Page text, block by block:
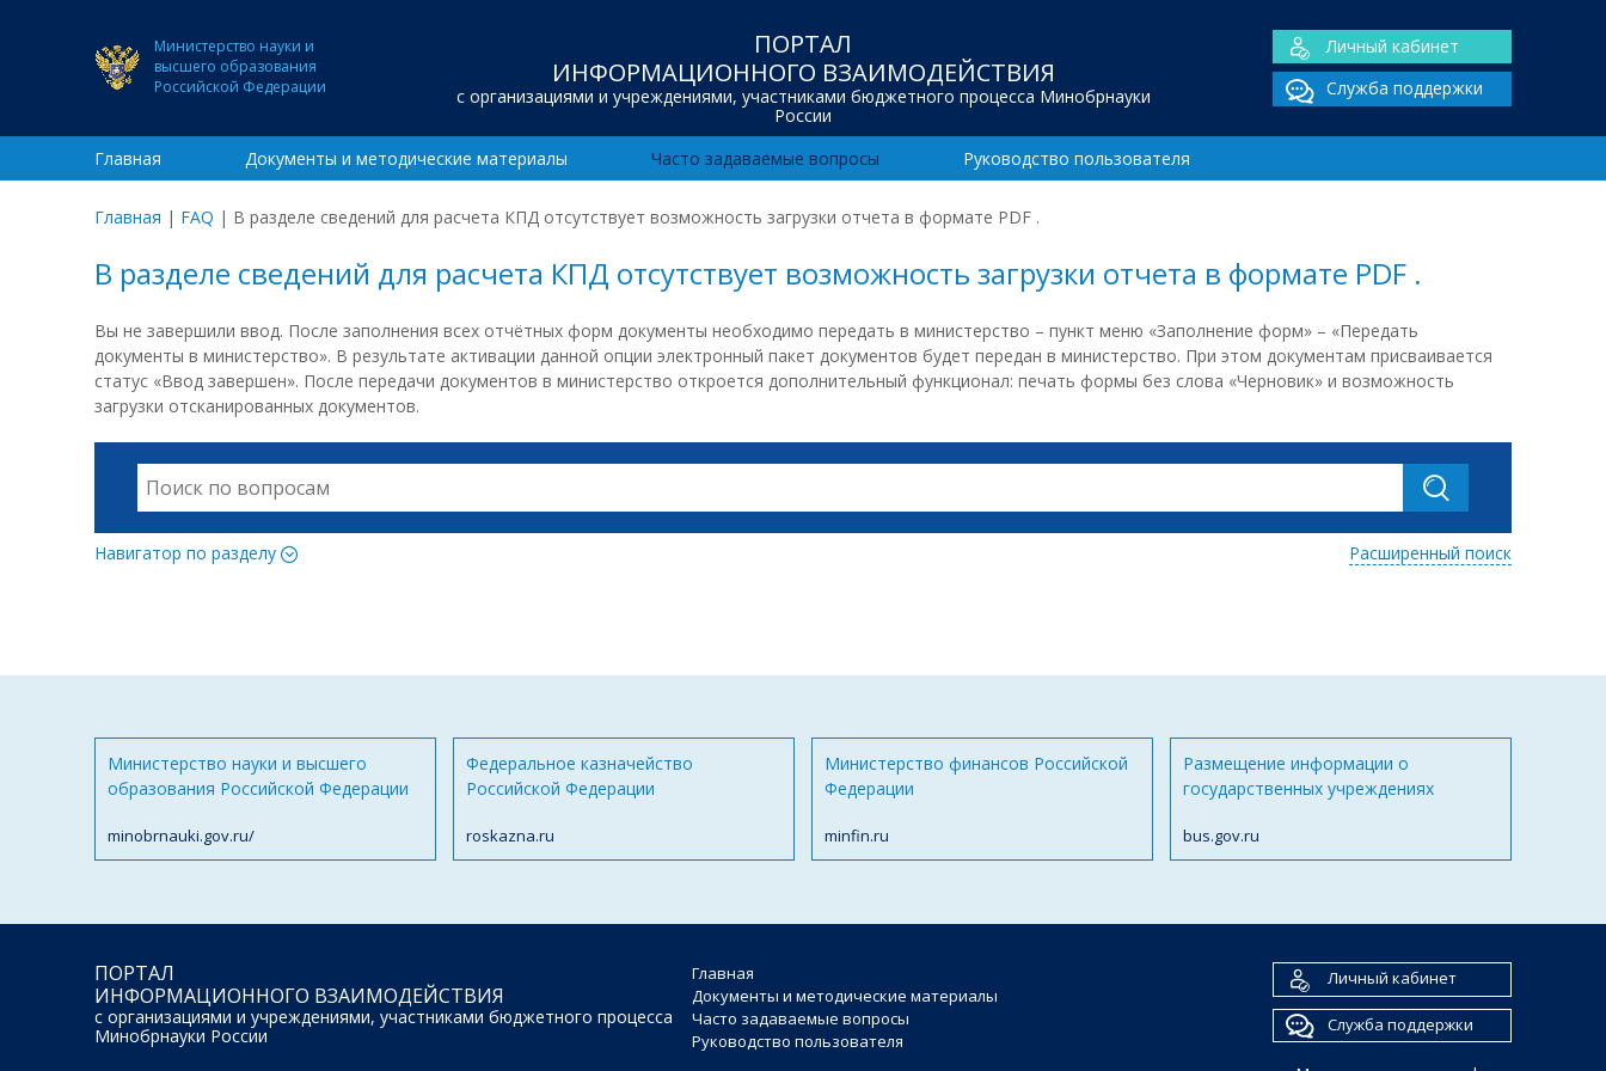
Министерство науки и
высшего образования
Российской Федерации
ПОРТАЛ
ИНФОРМАЦИОННОГО ВЗАИМОДЕЙСТВИЯ
с организациями и учреждениями, участниками бюджетного процесса Минобрнауки
России
Личный кабинет
Служба поддержки
Главная Документы и методические материалы Часто задаваемые вопросы Руководство пользователя
Главная | FAQ | В разделе сведений для расчета КПД отсутствует возможность загрузки отчета в формате PDF .
В разделе сведений для расчета КПД отсутствует возможность загрузки отчета в формате PDF .
Вы не завершили ввод. После заполнения всех отчётных форм документы необходимо передать в министерство – пункт меню «Заполнение форм» – «Передать
документы в министерство». В результате активации данной опции электронный пакет документов будет передан в министерство. При этом документам присваивается
статус «Ввод завершен». После передачи документов в министерство откроется дополнительный функционал: печать формы без слова «Черновик» и возможность
загрузки отсканированных документов.
Навигатор по разделу Расширенный поиск
Министерство науки и высшего
образования Российской Федерации
minobrnauki.gov.ru/
Федеральное казначейство
Российской Федерации
roskazna.ru
Министерство финансов Российской
Федерации
minfin.ru
Размещение информации о
государственных учреждениях
bus.gov.ru
ПОРТАЛ
ИНФОРМАЦИОННОГО ВЗАИМОДЕЙСТВИЯ
с организациями и учреждениями, участниками бюджетного процесса
Минобрнауки России
Главная
Документы и методические материалы
Часто задаваемые вопросы
Руководство пользователя
Личный кабинет
Служба поддержки